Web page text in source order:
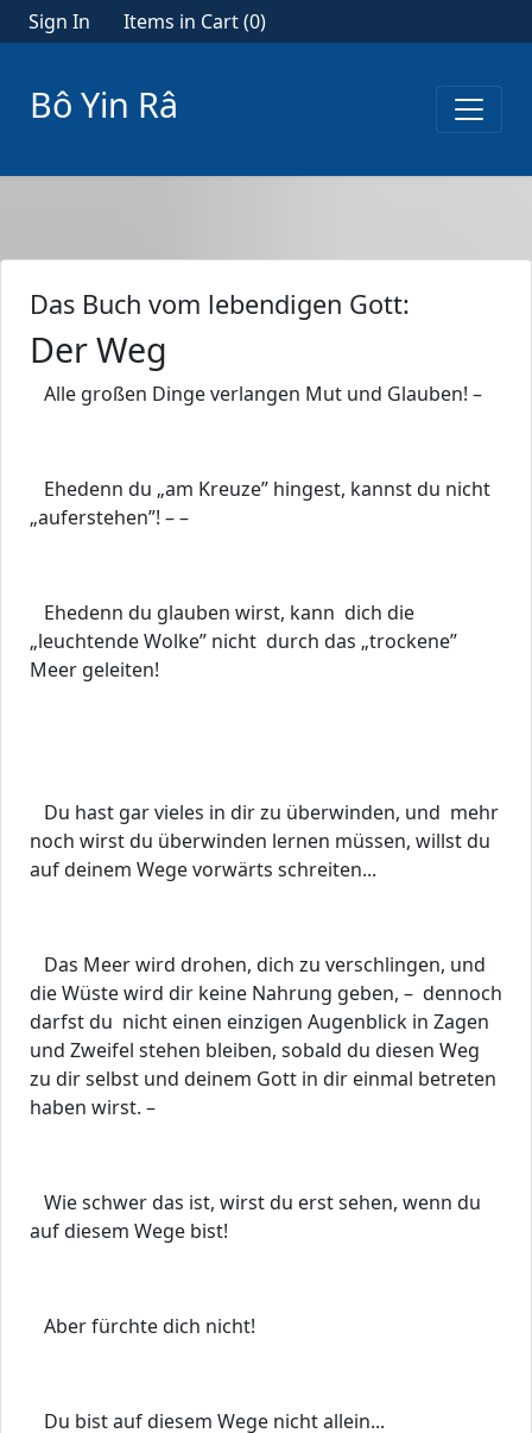
Sign In Items in Cart (0)
Bô Yin Râ
Das Buch vom lebendigen Gott:
Der Weg
Alle großen Dinge verlangen Mut und Glauben! –
Ehedenn du „am Kreuze” hingest, kannst du nicht
„auferstehen”! – –
Ehedenn du glauben wirst, kann dich die
„leuchtende Wolke” nicht durch das „trockene”
Meer geleiten!
Du hast gar vieles in dir zu überwinden, und mehr
noch wirst du überwinden lernen müssen, willst du
auf deinem Wege vorwärts schreiten...
Das Meer wird drohen, dich zu verschlingen, und
die Wüste wird dir keine Nahrung geben, – dennoch
darfst du nicht einen einzigen Augenblick in Zagen
und Zweifel stehen bleiben, sobald du diesen Weg
zu dir selbst und deinem Gott in dir einmal betreten
haben wirst. –
Wie schwer das ist, wirst du erst sehen, wenn du
auf diesem Wege bist!
Aber fürchte dich nicht!
Du bist auf diesem Wege nicht allein...